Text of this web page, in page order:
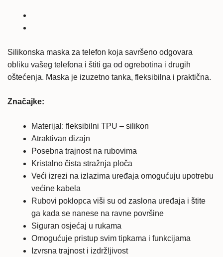
količina
Silikonska maska za telefon koja savršeno odgovara
obliku vašeg telefona i štiti ga od ogrebotina i drugih
oštećenja. Maska je izuzetno tanka, fleksibilna i praktična.
Značajke:
Materijal: fleksibilni TPU – silikon
Atraktivan dizajn
Posebna trajnost na rubovima
Kristalno čista stražnja ploča
Veći izrezi na izlazima uređaja omogućuju upotrebu
većine kabela
Rubovi poklopca viši su od zaslona uređaja i štite
ga kada se nanese na ravne površine
Siguran osjećaj u rukama
Omogućuje pristup svim tipkama i funkcijama
Izvrsna trajnost i izdržljivost